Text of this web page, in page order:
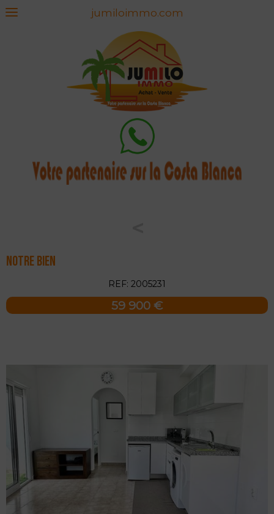
jumiloimmo.com
Notre bien
REF: 2005231
59 900 €